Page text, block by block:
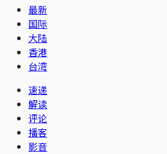
最新
国际
大陆
香港
台湾
速递
解读
评论
播客
影音